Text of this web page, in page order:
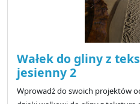
Wałek do gliny z
jesienny 2
Wprowadź do swoich projektów